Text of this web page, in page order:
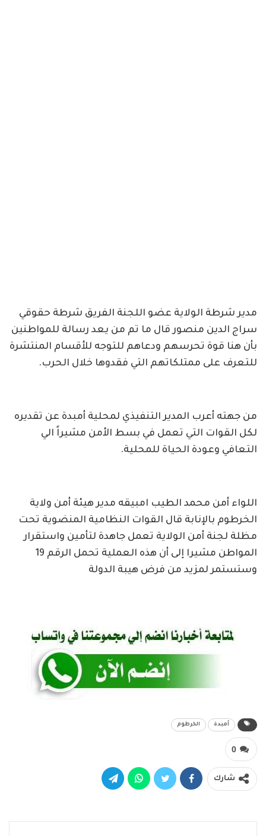
مدير شرطة الولاية عضو اللجنة الفريق شرطة حقوقي
سراج الدين منصور قال ما تم من يعد رسالة للمواطنين
بأن هنا قوة تحرسهم ودعاهم للتوجه للأقسام المنتشرة
للتعرف على ممتلكاتهم التي فقدوها خلال الحرب.
من جهته أعرب المدير التنفيذي لمحلية أمبدة عن تقديره
لكل القوات التي تعمل في بسط الأمن مشيراً الي
التعافي وعودة الحياة للمحلية.
اللواء أمن محمد الطيب امبيقه مدير هيئة أمن ولاية
الخرطوم بالإنابة قال القوات النظامية المنضوية تحت
مظلة لجنة أمن الولاية تعمل جاهدة لتأمين واستقرار
المواطن مشيرا إلى أن هذه العملية تحمل الرقم 19
وستستمر لمزيد من فرض هيبة الدولة
أمبدة الخرطوم
0
شارك